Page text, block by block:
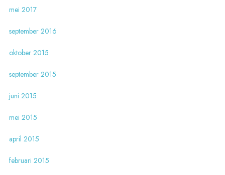
mei 2017
september 2016
oktober 2015
september 2015
juni 2015
mei 2015
april 2015
februari 2015